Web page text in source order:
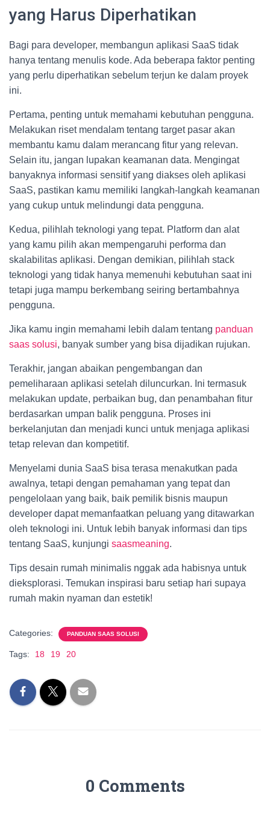
yang Harus Diperhatikan
Bagi para developer, membangun aplikasi SaaS tidak
hanya tentang menulis kode. Ada beberapa faktor penting
yang perlu diperhatikan sebelum terjun ke dalam proyek
ini.
Pertama, penting untuk memahami kebutuhan pengguna.
Melakukan riset mendalam tentang target pasar akan
membantu kamu dalam merancang fitur yang relevan.
Selain itu, jangan lupakan keamanan data. Mengingat
banyaknya informasi sensitif yang diakses oleh aplikasi
SaaS, pastikan kamu memiliki langkah-langkah keamanan
yang cukup untuk melindungi data pengguna.
Kedua, pilihlah teknologi yang tepat. Platform dan alat
yang kamu pilih akan mempengaruhi performa dan
skalabilitas aplikasi. Dengan demikian, pilihlah stack
teknologi yang tidak hanya memenuhi kebutuhan saat ini
tetapi juga mampu berkembang seiring bertambahnya
pengguna.
Jika kamu ingin memahami lebih dalam tentang panduan
saas solusi, banyak sumber yang bisa dijadikan rujukan.
Terakhir, jangan abaikan pengembangan dan
pemeliharaan aplikasi setelah diluncurkan. Ini termasuk
melakukan update, perbaikan bug, dan penambahan fitur
berdasarkan umpan balik pengguna. Proses ini
berkelanjutan dan menjadi kunci untuk menjaga aplikasi
tetap relevan dan kompetitif.
Menyelami dunia SaaS bisa terasa menakutkan pada
awalnya, tetapi dengan pemahaman yang tepat dan
pengelolaan yang baik, baik pemilik bisnis maupun
developer dapat memanfaatkan peluang yang ditawarkan
oleh teknologi ini. Untuk lebih banyak informasi dan tips
tentang SaaS, kunjungi saasmeaning.
Tips desain rumah minimalis nggak ada habisnya untuk
dieksplorasi. Temukan inspirasi baru setiap hari supaya
rumah makin nyaman dan estetik!
Categories: PANDUAN SAAS SOLUSI
Tags: 18 19 20
0 Comments